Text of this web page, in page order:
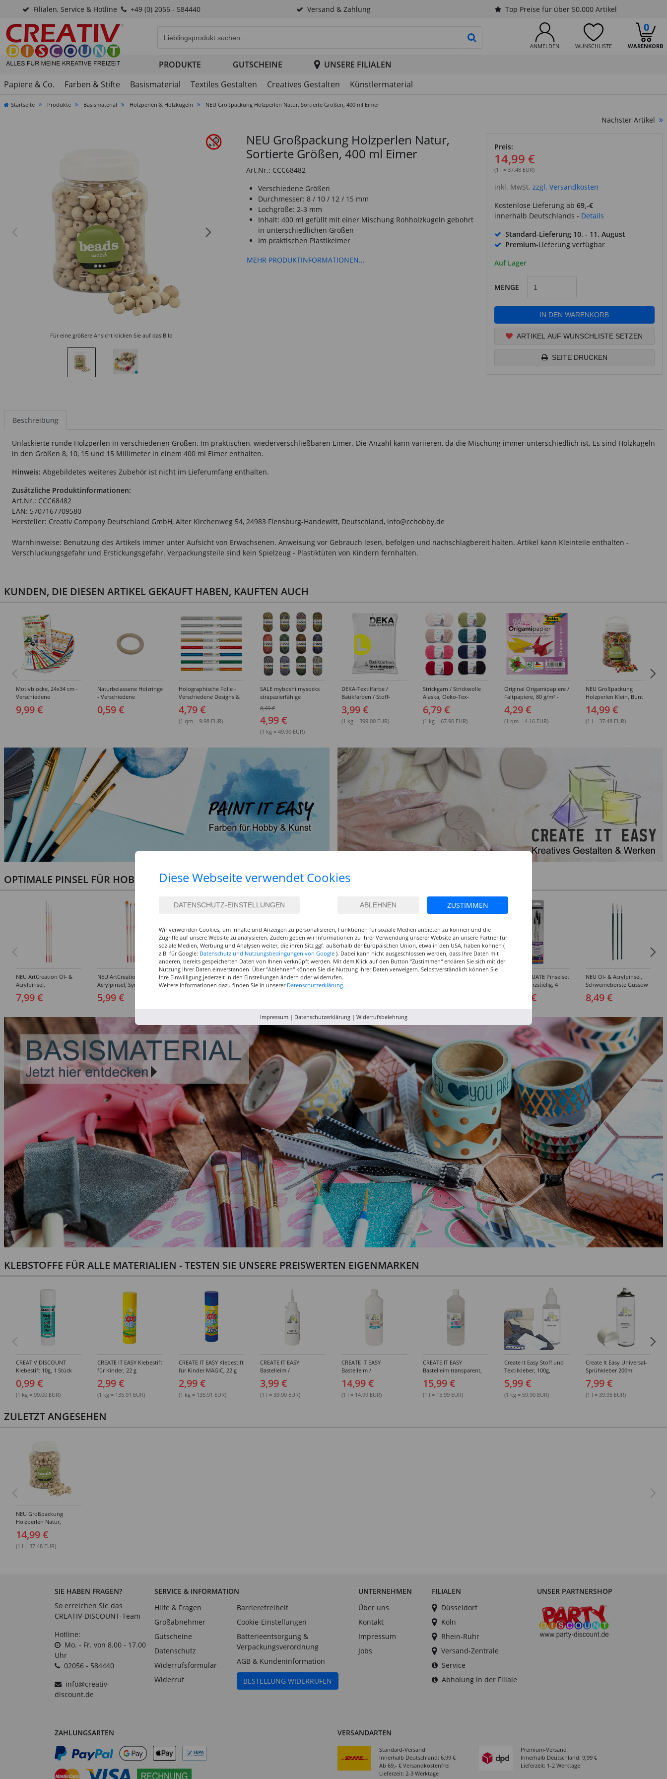
Filialen, Service & Hotline +49 (0) 2056 - 584440 Versand & Zahlung Top Preise für über 50.000 Artikel
ANMELDEN WUNSCHLISTE WARENKORB
0
PRODUKTSUCHE STARTEN
PRODUKTE GUTSCHEINE
UNSERE FILIALEN
Papiere & Co.
Farben & Stifte Basismaterial Textiles Gestalten Creatives Gestalten Künstlermaterial
Startseite Produkte Basismaterial Holzperlen & Holzkugeln NEU Großpackung Holzperlen Natur, Sortierte Größen, 400 ml Eimer
Nächster Artikel
Für eine größere Ansicht klicken Sie auf das Bild
NEU Großpackung Holzperlen Natur,
Sortierte Größen, 400 ml Eimer
Art.Nr.: CCC68482
Verschiedene Größen
Durchmesser: 8 / 10 / 12 / 15 mm
Lochgröße: 2-3 mm
Inhalt: 400 ml gefüllt mit einer Mischung Rohholzkugeln gebohrt
in unterschiedlichen Größen
Im praktischen Plastikeimer
MEHR PRODUKTINFORMATIONEN...
Preis:
14,99 €
(1 l = 37.48 EUR)
inkl. MwSt. zzgl. Versandkosten
Kostenlose Lieferung ab 69,-€
innerhalb Deutschlands - Details
Standard-Lieferung 10. - 11. August
Premium-Lieferung verfügbar
Auf Lager
MENGE
IN DEN WARENKORB
ARTIKEL AUF WUNSCHLISTE SETZEN
SEITE DRUCKEN
Beschreibung
Unlackierte runde Holzperlen in verschiedenen Größen. Im praktischen, wiederverschließbaren Eimer. Die Anzahl kann variieren, da die Mischung immer unterschiedlich ist. Es sind Holzkugeln
in den Größen 8, 10, 15 und 15 Millimeter in einem 400 ml Eimer enthalten.
Hinweis: Abgebildetes weiteres Zubehör ist nicht im Lieferumfang enthalten.
Zusätzliche Produktinformationen:
Art.Nr.: CCC68482
EAN: 5707167709580
Hersteller: Creativ Company Deutschland GmbH, Alter Kirchenweg 54, 24983 Flensburg-Handewitt, Deutschland, info@cchobby.de
Warnhinweise: Benutzung des Artikels immer unter Aufsicht von Erwachsenen. Anweisung vor Gebrauch lesen, befolgen und nachschlagbereit halten. Artikel kann Kleinteile enthalten -
Verschluckungsgefahr und Erstickungsgefahr. Verpackungsteile sind kein Spielzeug - Plastiktüten von Kindern fernhalten.
KUNDEN, DIE DIESEN ARTIKEL GEKAUFT HABEN, KAUFTEN AUCH
Motivblöcke, 24x34 cm -
Verschiedene
Sortierungen
9,99 €
Naturbelassene Holzringe
- Verschiedene
Ausführungen
0,59 €
Holographische Folie -
Verschiedene Designs &
Ausführungen
4,79 €
(1 qm = 9.98 EUR)
SALE myboshi mysocks
strapazierfähige
Sockenwolle / Strickwolle
- verschiedene Farbtöne
8,49 €
4,99 €
(1 kg = 49.90 EUR)
DEKA-Textilfarbe /
Batikfarben / Stoff-
Färbefarben, Serie L,
verschiedene Farben, 10g
3,99 €
(1 kg = 399.00 EUR)
Strickgarn / Strickwolle
Alaska, Oeko-Tex-
Standard, 100g / 75m -
Verschiedene Farben
6,79 €
(1 kg = 67.90 EUR)
Original Origamipapiere /
Faltpapiere, 80 g/m² -
Verschiedene Größen
4,29 €
(1 qm = 4.16 EUR)
NEU Großpackung
Holzperlen Klein, Bunt
Sortiert, 400 ml Eimer
14,99 €
(1 l = 37.48 EUR)
OPTIMALE PINSEL FÜR HOBBY & KUNST
NEU ArtCreation Öl- &
Acrylpinsel,
3er Set, No. 2, 6, 10
7,99 €
NEU ArtCreation Öl- &
Acrylpinsel, Synthetik,
Flachpinsel, 4, 8, 16
5,99 €
NEU GRADUATE Pinselset
Rund, kurzstielig, 3
NEU GRADUATE
Pinselset, langsteilig, 3
kurzstielig 4
NEU GRADUATE Pinselset
"Detail“, kurzstielig, 4
15,99 €
NEU Öl- & Acrylpinsel,
Schweineborste Gussow
8,49 €
KLEBSTOFFE FÜR ALLE MATERIALIEN - TESTEN SIE UNSERE PREISWERTEN EIGENMARKEN
CREATIV DISCOUNT
Klebestift 10g, 1 Stück
0,99 €
(1 kg = 99.00 EUR)
CREATE IT EASY Klebestift
für Kinder, 22 g
2,99 €
(1 kg = 135.91 EUR)
CREATE IT EASY Klebestift
für Kinder MAGIC, 22 g
2,99 €
(1 kg = 135.91 EUR)
CREATE IT EASY
Bastelleim /
Buchbinderleim, 100 ml
3,99 €
(1 l = 39.90 EUR)
CREATE IT EASY
Bastelleim /
Buchbinderleim, 1000 ml
14,99 €
(1 l = 14.99 EUR)
CREATE IT EASY
Bastelleim transparent,
ohne Lösungsmittel,
1000 ml
15,99 €
(1 l = 15.99 EUR)
Create It Easy Stoff und
Textilkleber, 100g,
Kunststoffflasche mit
Maldüse
5,99 €
(1 kg = 59.90 EUR)
Create It Easy Universal-
Sprühkleber 200ml
(permanent)
7,99 €
(1 l = 39.95 EUR)
ZULETZT ANGESEHEN
NEU Großpackung
Holzperlen Natur,
Sortierte Größen, 400 ml
Eimer
14,99 €
(1 l = 37.48 EUR)
SIE HABEN FRAGEN?
So erreichen Sie das
CREATIV-DISCOUNT-Team
Hotline:
Mo. - Fr. von 8.00 - 17.00
Uhr
02056 - 584440
info@creativ-
discount.de
SERVICE & INFORMATION
Hilfe & Fragen
Großabnehmer
Gutscheine
Datenschutz
Widerrufsformular
Widerruf
Barrierefreiheit
Cookie-Einstellungen
Batterieentsorgung &
Verpackungsverordnung
AGB & Kundeninformation
BESTELLUNG WIDERRUFEN
UNTERNEHMEN
Über uns
Kontakt
Impressum
Jobs
FILIALEN
Düsseldorf
Köln
Rhein-Ruhr
Versand-Zentrale
Service
Abholung in der Filiale
UNSER PARTNERSHOP
ZAHLUNGSARTEN VERSANDARTEN
Standard-Versand
Innerhalb Deutschland: 6,99 €
Ab 69,- € Versandkostenfrei
Lieferzeit: 2-3 Werktage
Premium-Versand
Innerhalb Deutschland: 9,99 €
Lieferzeit: 1-2 Werktage
Diese Webseite verwendet Cookies
ZUSTIMMEN
Wir verwenden Cookies, um Inhalte und Anzeigen zu personalisieren, Funktionen für soziale Medien anbieten zu können und die
Zugriffe auf unsere Website zu analysieren. Zudem geben wir Informationen zu Ihrer Verwendung unserer Website an unsere Partner für
soziale Medien, Werbung und Analysen weiter, die ihren Sitz ggf. außerhalb der Europäischen Union, etwa in den USA, haben können (
z.B. für Google: Datenschutz und Nutzungsbedingungen von Google ). Dabei kann nicht ausgeschlossen werden, dass Ihre Daten mit
anderen, bereits gespeicherten Daten von Ihnen verknüpft werden. Mit dem Klick auf den Button "Zustimmen" erklären Sie sich mit der
Nutzung Ihrer Daten einverstanden. Über "Ablehnen" können Sie die Nutzung Ihrer Daten verweigern. Selbstverständlich können Sie
Ihre Einwilligung jederzeit in den Einstellungen ändern oder widerrufen.
Weitere Informationen dazu finden Sie in unserer Datenschutzerklärung.
Impressum| Datenschutzerklärung| Widerrufsbelehrung